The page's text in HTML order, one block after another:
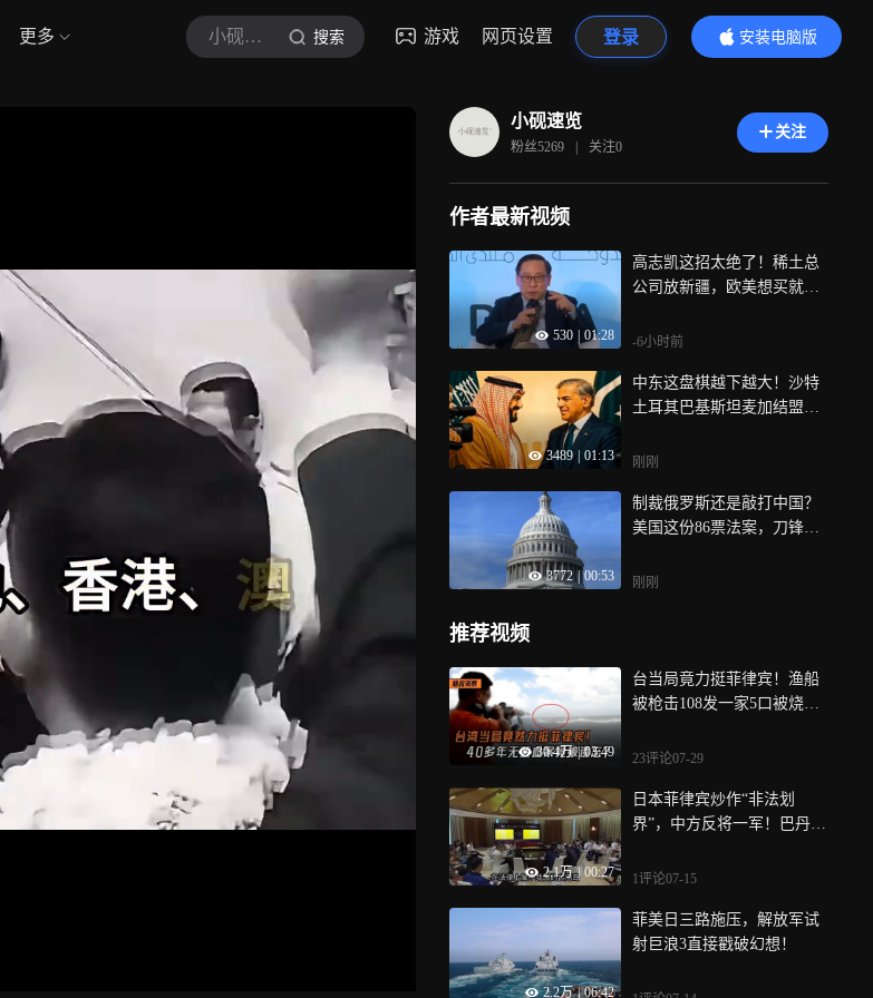
更多 小砚速览 搜索 游戏 网页设置 登录
安装电脑版
内容更精彩
小砚速览
粉丝5269 | 关注0
关注
作者最新视频
530 01:28
高志凯这招太绝了！稀土总
公司放新疆，欧美想买就得
-6小时前
3489 01:13
中东这盘棋越下越大！沙特
土耳其巴基斯坦麦加结盟，
刚刚
3772 | 00:53
制裁俄罗斯还是敲打中国？
美国这份86票法案，刀锋指
刚刚
推荐视频
30.4万 | 03:49
台当局竟力挺菲律宾！渔船
被枪击108发一家5口被烧
忘？
23评论07-29
2.1万 | 00:27
日本菲律宾炒作“非法划
界”，中方反将一军！巴丹群
1评论07-15
2.2万 | 06:42
菲美日三路施压，解放军试
射巨浪3直接戳破幻想！